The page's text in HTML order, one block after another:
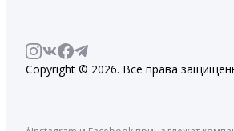
Copyright © 2026. Все права